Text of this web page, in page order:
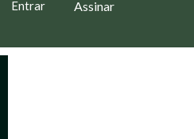
Entrar Assinar